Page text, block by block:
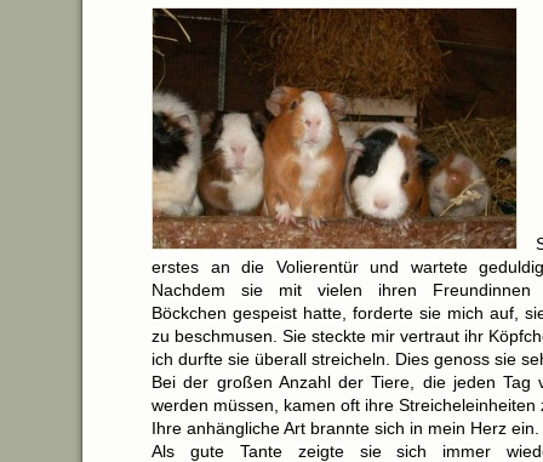
erstes an die Volierentür und wartete
Nachdem sie mit vielen ihren Freundinnen
Böckchen gespeist hatte, forderte sie mich auf,
zu beschmusen. Sie steckte mir vertraut ihr
ich durfte sie überall streicheln. Dies genoss sie
Bei der großen Anzahl der Tiere, die jeden Tag
werden müssen, kamen oft ihre Streicheleinheiten
Ihre anhängliche Art brannte sich in mein Herz ein.
Als gute Tante zeigte sie sich immer